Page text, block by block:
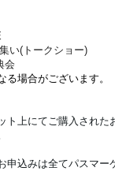
い(トークショー)
会
場合がございます。
ト上にてご購入された
申込みは全てパスマー